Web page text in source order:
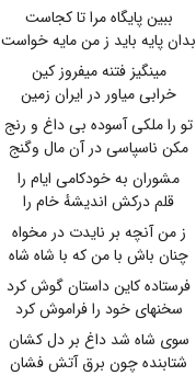
ببین پایگاه مرا تا کجاست
بدان پایه باید ز من مایه خواست
مینگیز فتنه میفروز کین
خرابی میاور در ایران زمین
تو را ملکی آسوده بی داغ و رنج
مکن ناسپاسی در آن مال وگنج
مشوران به خودکامی ایام را
قلم درکش اندیشهٔ خام را
ز من آنچه بر نایدت در مخواه
چنان باش با من که با شاه شاه
فرستاده کاین داستان گوش کرد
سخنهای خود را فراموش کرد
سوی شاه شد داغ بر دل کشان
شتابنده چون برق آتش فشان